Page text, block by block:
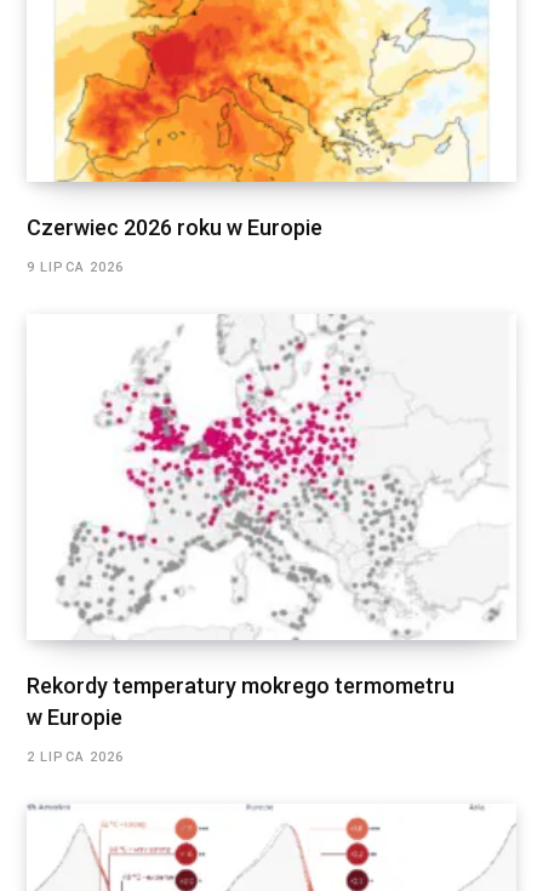
Czerwiec 2026 roku w Europie
9 LIPCA 2026
Rekordy temperatury mokrego termometru
w Europie
2 LIPCA 2026